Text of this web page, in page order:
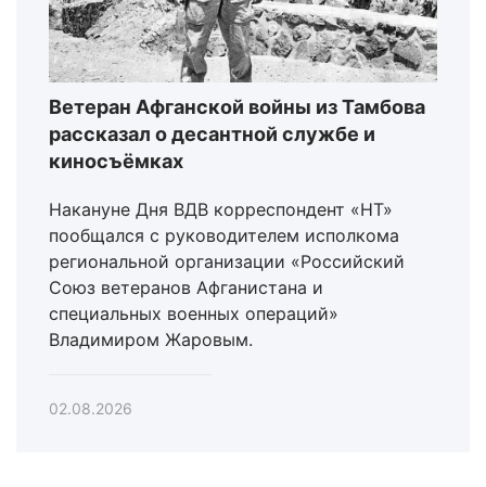
Ветеран Афганской войны из Тамбова
рассказал о десантной службе и
киносъёмках
Накануне Дня ВДВ корреспондент «НТ»
пообщался с руководителем исполкома
региональной организации «Российский
Союз ветеранов Афганистана и
специальных военных операций»
Владимиром Жаровым.
02.08.2026